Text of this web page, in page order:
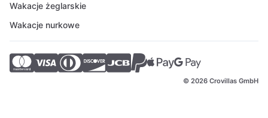
Wakacje żeglarskie
Wakacje nurkowe
© 2026 Crovillas GmbH